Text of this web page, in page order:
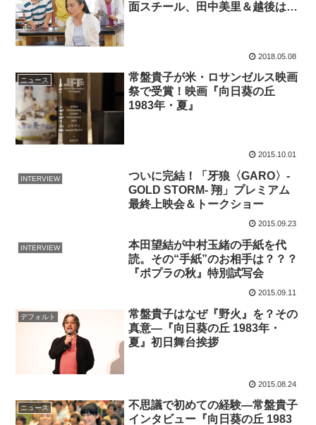
面スチール、田中美里＆越後はる
2018.05.08
ニュース
常盤貴子が米・ロサンゼルス映画
祭で受賞！映画『向日葵の丘
1983年・夏』
2015.10.01
INTERVIEW
ついに完結！「牙狼〈GARO〉-
GOLD STORM- 翔」プレミアム
最終上映会＆トークショー
2015.09.23
INTERVIEW
本田望結が中村玉緒の手紙を代
読。その“手紙”のお相手は？？？
『ポプラの秋』特別試写会
2015.09.11
デフォルト
常盤貴子はなぜ『野火』を？その
真意―『向日葵の丘 1983年・
夏』初日舞台挨拶
2015.08.24
ニュース
不思議で初めての経験―常盤貴子
インタビュー『向日葵の丘 1983